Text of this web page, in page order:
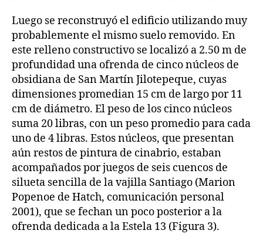
Luego se reconstruyó el edificio utilizando muy
probablemente el mismo suelo removido. En
este relleno constructivo se localizó a 2.50 m de
profundidad una ofrenda de cinco núcleos de
obsidiana de San Martín Jilotepeque, cuyas
dimensiones promedian 15 cm de largo por 11
cm de diámetro. El peso de los cinco núcleos
suma 20 libras, con un peso promedio para cada
uno de 4 libras. Estos núcleos, que presentan
aún restos de pintura de cinabrio, estaban
acompañados por juegos de seis cuencos de
silueta sencilla de la vajilla Santiago (Marion
Popenoe de Hatch, comunicación personal
2001), que se fechan un poco posterior a la
ofrenda dedicada a la Estela 13 (Figura 3).